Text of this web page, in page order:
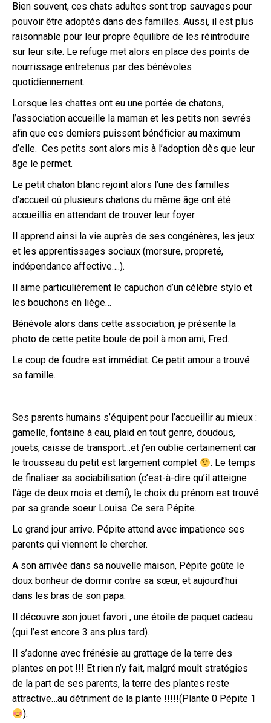
Bien souvent, ces chats adultes sont trop sauvages pour
pouvoir être adoptés dans des familles. Aussi, il est plus
raisonnable pour leur propre équilibre de les réintroduire
sur leur site. Le refuge met alors en place des points de
nourrissage entretenus par des bénévoles
quotidiennement.
Lorsque les chattes ont eu une portée de chatons,
l’association accueille la maman et les petits non sevrés
afin que ces derniers puissent bénéficier au maximum
d’elle. Ces petits sont alors mis à l’adoption dès que leur
âge le permet.
Le petit chaton blanc rejoint alors l’une des familles
d’accueil où plusieurs chatons du même âge ont été
accueillis en attendant de trouver leur foyer.
Il apprend ainsi la vie auprès de ses congénères, les jeux
et les apprentissages sociaux (morsure, propreté,
indépendance affective….).
Il aime particulièrement le capuchon d’un célèbre stylo et
les bouchons en liège…
Bénévole alors dans cette association, je présente la
photo de cette petite boule de poil à mon ami, Fred.
Le coup de foudre est immédiat. Ce petit amour a trouvé
sa famille.
Ses parents humains s’équipent pour l’accueillir au mieux :
gamelle, fontaine à eau, plaid en tout genre, doudous,
jouets, caisse de transport…et j’en oublie certainement car
le trousseau du petit est largement complet
. Le temps
de finaliser sa sociabilisation (c’est-à-dire qu’il atteigne
l’âge de deux mois et demi), le choix du prénom est trouvé
par sa grande soeur Louisa. Ce sera Pépite.
Le grand jour arrive. Pépite attend avec impatience ses
parents qui viennent le chercher.
A son arrivée dans sa nouvelle maison, Pépite goûte le
doux bonheur de dormir contre sa sœur, et aujourd’hui
dans les bras de son papa.
Il découvre son jouet favori , une étoile de paquet cadeau
(qui l’est encore 3 ans plus tard).
Il s’adonne avec frénésie au grattage de la terre des
plantes en pot !!! Et rien n’y fait, malgré moult stratégies
de la part de ses parents, la terre des plantes reste
attractive…au détriment de la plante !!!!!(Plante 0 Pépite 1
).